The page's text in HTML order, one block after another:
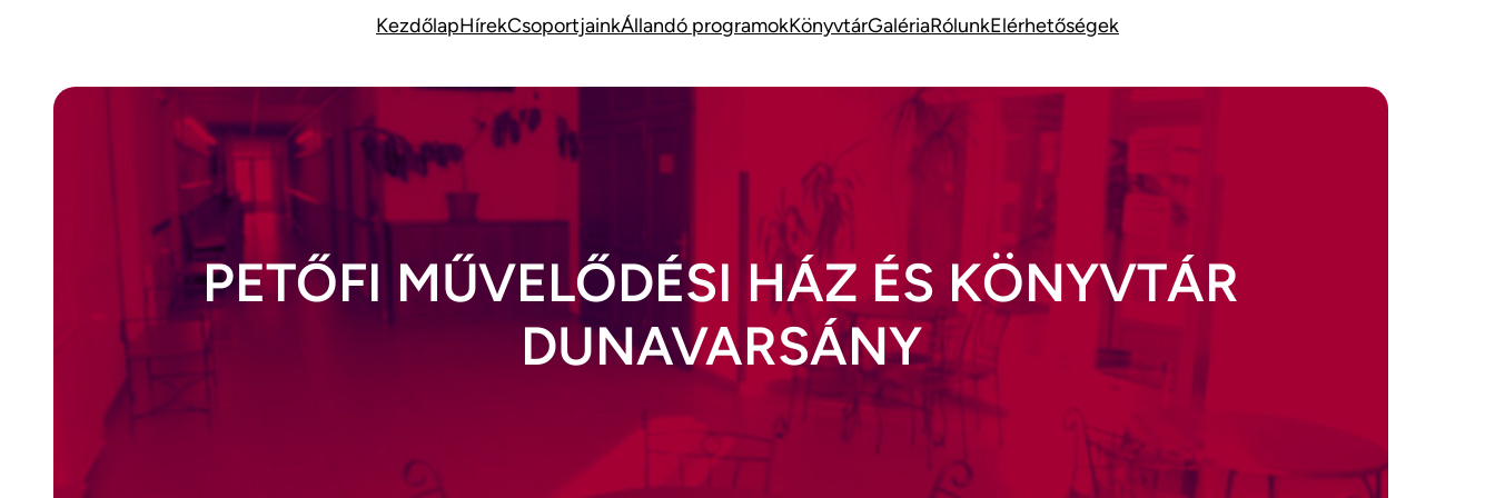
tartalomhoz
KezdőlapHírekCsoportjainkÁllandó programokKönyvtárGalériaRólunkElérhetőségek
PETŐFI MŰVELŐDÉSI HÁZ ÉS KÖNYVTÁR
DUNAVARSÁNY